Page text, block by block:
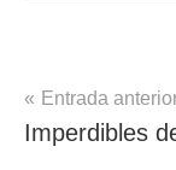
Navegación
de
Entrada
Imperdibles